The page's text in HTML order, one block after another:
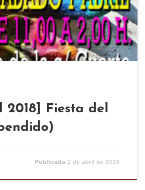
2018] Fiesta del
Publicada 2 de abril de 2018